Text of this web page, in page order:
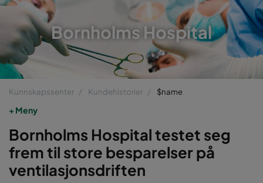
Bornholms Hospital
Kunnskapssenter Kundehistorier $name
Meny
Bornholms Hospital testet seg
frem til store besparelser på
ventilasjonsdriften